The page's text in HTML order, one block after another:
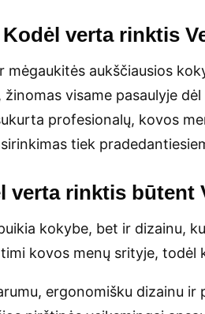
Kodėl verta rinktis
mėgaukitės aukščiausios
visame pasaulyje
profesionalų, kovos
tiek
verta rinktis būtent
kokybe, bet ir dizainu,
kovos menų srityje, todėl
ergonomišku dizainu ir